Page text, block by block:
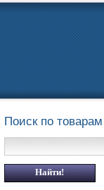
Поиск по товарам